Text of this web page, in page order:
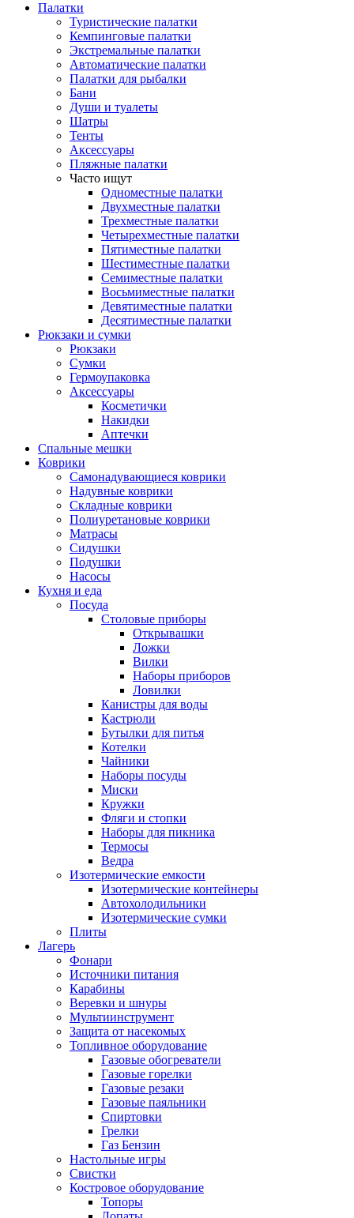
Палатки
Туристические палатки
Кемпинговые палатки
Экстремальные палатки
Автоматические палатки
Палатки для рыбалки
Бани
Души и туалеты
Шатры
Тенты
Аксессуары
Пляжные палатки
Часто ищут
Одноместные палатки
Двухместные палатки
Трехместные палатки
Четырехместные палатки
Пятиместные палатки
Шестиместные палатки
Семиместные палатки
Восьмиместные палатки
Девятиместные палатки
Десятиместные палатки
Рюкзаки и сумки
Рюкзаки
Сумки
Гермоупаковка
Аксессуары
Косметички
Накидки
Аптечки
Спальные мешки
Коврики
Самонадувающиеся коврики
Надувные коврики
Складные коврики
Полиуретановые коврики
Матрасы
Сидушки
Подушки
Насосы
Кухня и еда
Посуда
Столовые приборы
Открывашки
Ложки
Вилки
Наборы приборов
Ловилки
Канистры для воды
Кастрюли
Бутылки для питья
Котелки
Чайники
Наборы посуды
Миски
Кружки
Фляги и стопки
Наборы для пикника
Термосы
Ведра
Изотермические емкости
Изотермические контейнеры
Автохолодильники
Изотермические сумки
Плиты
Лагерь
Фонари
Источники питания
Карабины
Веревки и шнуры
Мультиинструмент
Защита от насекомых
Топливное оборудование
Газовые обогреватели
Газовые горелки
Газовые резаки
Газовые паяльники
Спиртовки
Грелки
Газ Бензин
Настольные игры
Свистки
Костровое оборудование
Топоры